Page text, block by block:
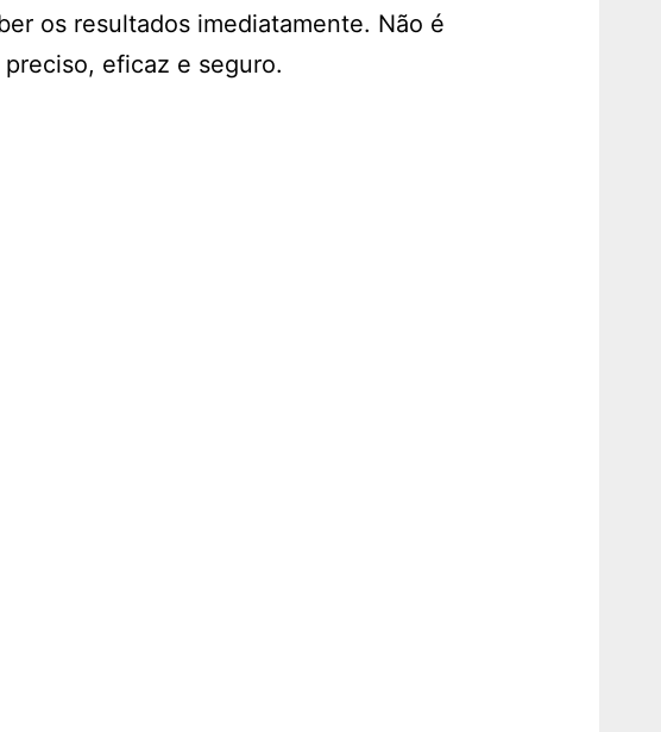
os resultados imediatamente. Não é
eficaz e seguro.